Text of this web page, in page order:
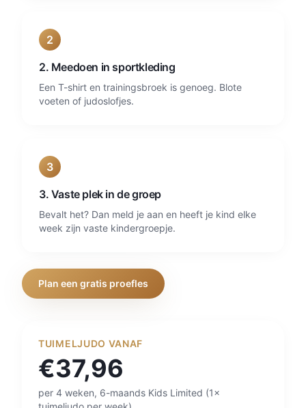
2
2. Meedoen in sportkleding
Een T-shirt en trainingsbroek is genoeg. Blote
voeten of judoslofjes.
3
3. Vaste plek in de groep
Bevalt het? Dan meld je aan en heeft je kind elke
week zijn vaste kindergroepje.
Plan een gratis proefles
TUIMELJUDO VANAF
€37,96
per 4 weken, 6-maands Kids Limited (1×